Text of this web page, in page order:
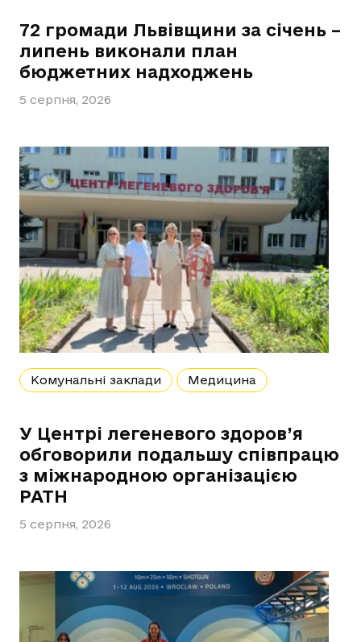
72 громади Львівщини за січень –
липень виконали план
бюджетних надходжень
5 серпня, 2026
Комунальні заклади Медицина
У Центрі легеневого здоров’я
обговорили подальшу співпрацю
з міжнародною організацією
PATH
5 серпня, 2026